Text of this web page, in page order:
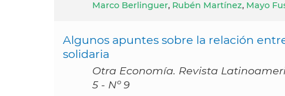
Marco Berlinguer, Rubén Martínez, Mayo
Algunos apuntes sobre la relación
solidaria
Otra Economía. Revista
5 - Nº 9